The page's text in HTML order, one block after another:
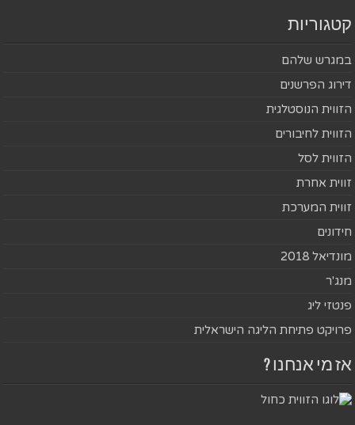
קטגוריות
במגרש שלהם
דירוג הפרשנים
הזווית הנוסטלגית
הזווית לחיבורים
הזווית לסל
זווית אחרת
זווית המערכת
חידונים
מונדיאל 2018
מנג'ר
פנטזי ליג
פרויקט פתיחת הליגה הישראלית
אז מי אנחנו ?